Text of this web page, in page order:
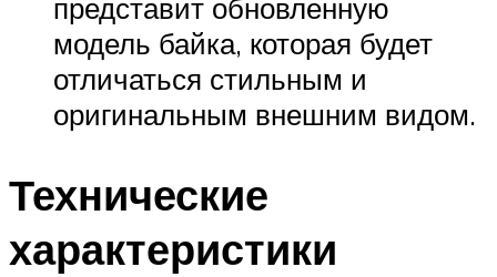
представит обновленную
модель байка, которая будет
отличаться стильным и
оригинальным внешним видом.
Технические
характеристики